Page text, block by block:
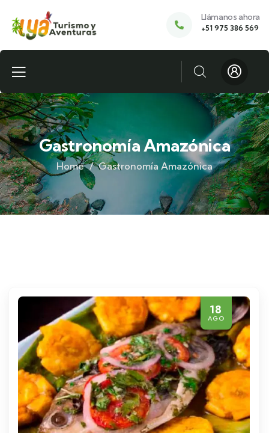
Llámanos ahora
+51 975 386 569
Gastronomía Amazónica
Home Gastronomía Amazónica
18
AGO